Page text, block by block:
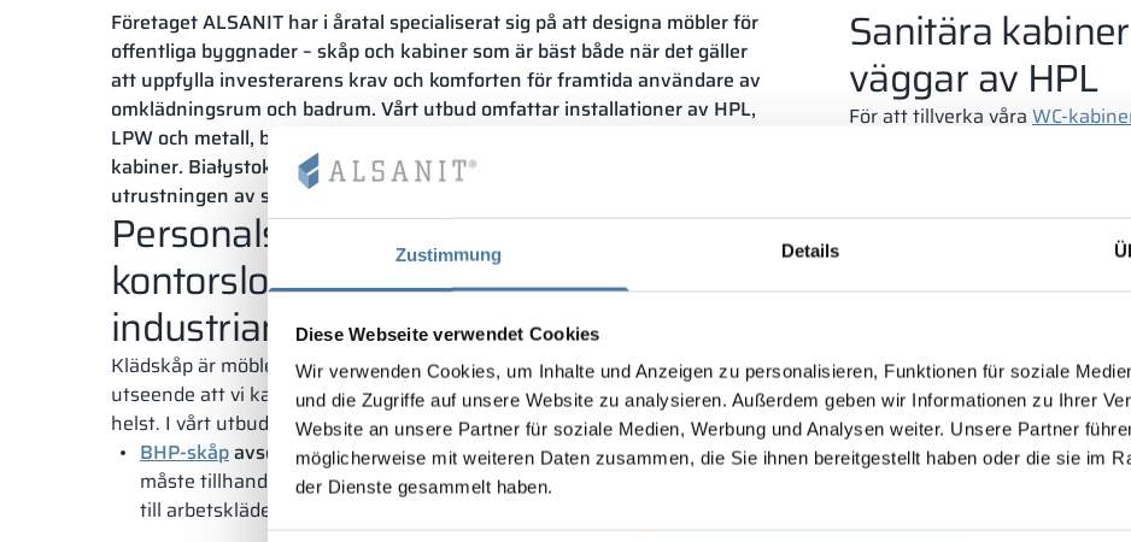
Zustimmung Details
Diese Webseite verwendet Cookies
Wir verwenden Cookies, um Inhalte und Anzeigen zu personalisieren, Funktionen für soziale
und die Zugriffe auf unsere Website zu analysieren. Außerdem geben wir Informationen zu Ihrer
Website an unsere Partner für soziale Medien, Werbung und Analysen weiter. Unsere Partner
möglicherweise mit weiteren Daten zusammen, die Sie ihnen bereitgestellt haben oder die sie im
der Dienste gesammelt haben.
Företaget ALSANIT har i åratal specialiserat sig på att designa möbler för
offentliga byggnader – skåp och kabiner som är bäst både när det gäller
att uppfylla investerarens krav och komforten för framtida användare av
omklädningsrum och badrum. Vårt utbud omfattar installationer av HPL,
LPW och metall, bland vilka du kan hitta högkvalitativa klädskåp och WC-
kabiner. Białystok är en av många städer där vi kastar ett nytt ljus över
utrustningen av sanitära utrymmen.
Personalskåp – Bialystok. Möbler för
kontorslokaler och
industrianläggningar
Klädskåp är möbler som är så funktionella och flexibla när det gäller
utseende att vi kan installera dem i praktiskt taget vilken arbetsplats som
helst. I vårt utbud kan du hitta bland annat:
BHP-skåpavsedda för industri- och produktionsanläggningar, där de
måste tillhandahållas till alla anställda som byter från sina egna kläder
till arbetskläder;
Sanitära
väggar av HPL
För att tillverka våra WC-
bästa materialet på
vi konstruktioner som är
därmed används i åratal i
Podlaskie – vi välkomnar
simhallar och alla andra typer